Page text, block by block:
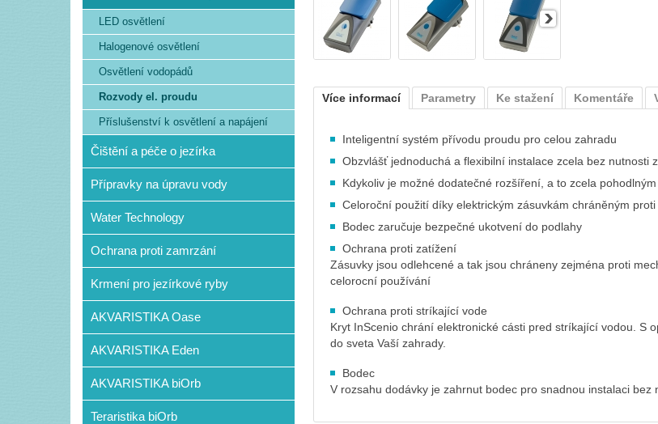
Více informací Parametry Ke stažení Komentáře
Inteligentní systém přívodu proudu pro celou zahradu
Obzvlášť jednoduchá a flexibilní instalace zcela bez nutnosti
Kdykoliv je možné dodatečné rozšíření, a to zcela
Celoroční použití díky elektrickým zásuvkám chráněným
Bodec zaručuje bezpečné ukotvení do podlahy
Ochrana proti zatížení
Zásuvky jsou odlehcené a tak jsou chráneny zejména proti
celorocní používání
Ochrana proti stríkající vode
Kryt InScenio chrání elektronické cásti pred stríkající vodou. S
do sveta Vaší zahrady.
Bodec
V rozsahu dodávky je zahrnut bodec pro snadnou instalaci
LED osvětlení
Halogenové osvětlení
Osvětlení vodopádů
Rozvody el. proudu
Příslušenství k osvětlení a napájení
Čištění a péče o jezírka
Přípravky na úpravu vody
Water Technology
Ochrana proti zamrzání
Krmení pro jezírkové ryby
AKVARISTIKA Oase
AKVARISTIKA Eden
AKVARISTIKA biOrb
Teraristika biOrb